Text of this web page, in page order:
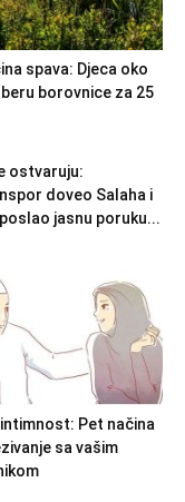
spava: Djeca oko
borovnice za 25
ostvaruju:
doveo Salaha i
jasnu poruku...
Pet načina
sa vašim